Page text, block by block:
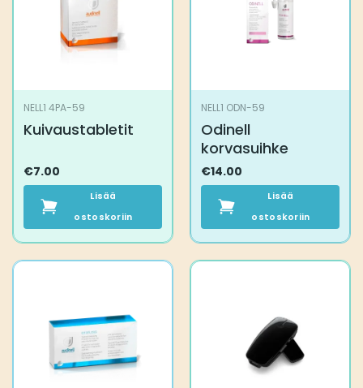
NELL1 4PA-59
Kuivaustabletit
€7.00
Lisää
ostoskoriin
NELL1 ODN-59
Odinell
korvasuihke
€14.00
Lisää
ostoskoriin